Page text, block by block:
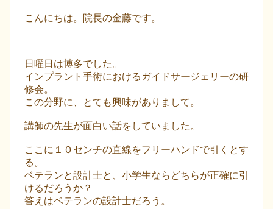
こんにちは。院長の金藤です。
日曜日は博多でした。
インプラント手術におけるガイドサージェリーの研
修会。
この分野に、とても興味がありまして。
講師の先生が面白い話をしていました。
ここに１０センチの直線をフリーハンドで引くとす
る。
ベテランと設計士と、小学生ならどちらが正確に引
けるだろうか？
答えはベテランの設計士だろう。